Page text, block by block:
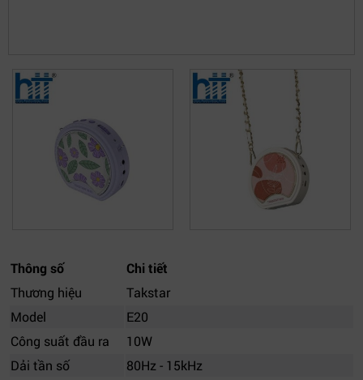
Thông số
Chi tiết
Thương hiệu
Takstar
Model
E20
Công suất đầu ra
10W
Dải tần số
80Hz - 15kHz